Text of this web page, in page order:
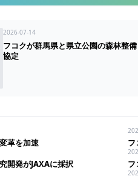
2026-07-14
フコクが群馬県と県立公園の森林整備
協定
革を加速 フ
開発がJAXAに採択 フ